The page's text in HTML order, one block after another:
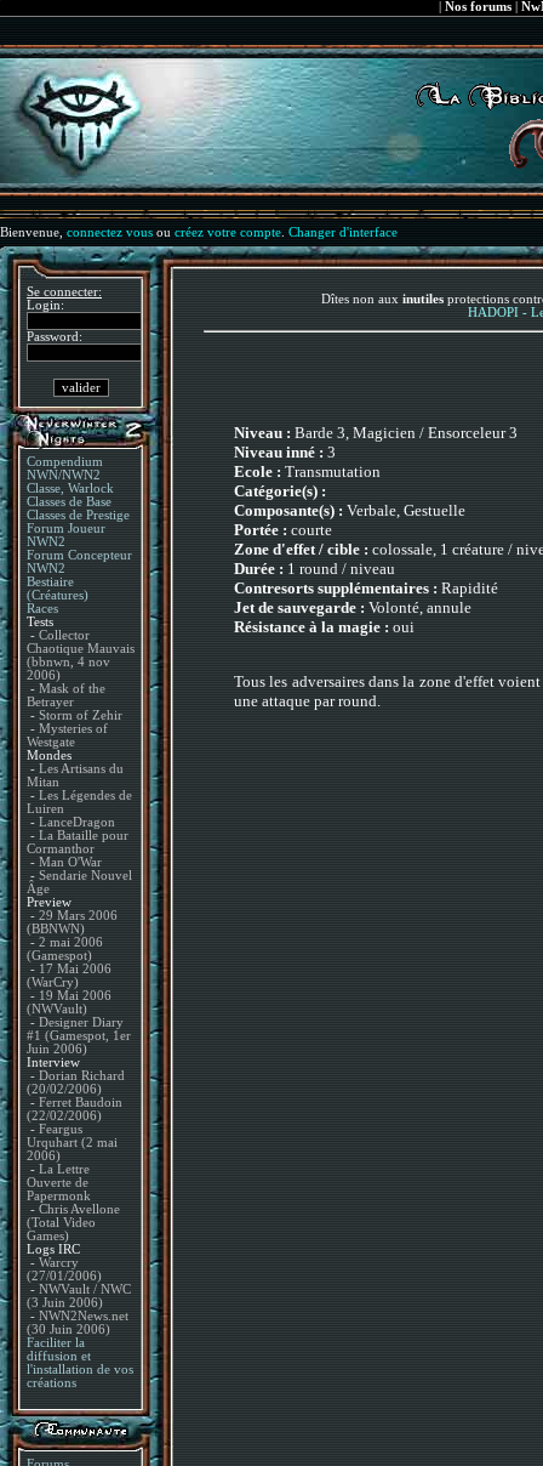
Nos forums|
Bienvenue, connectez vous ou créez votre compte Changer d'interface
Se connecter:
Login:
Password:
Compendium
NWN/NWN2
Classe, Warlock
Classes de Base
Classes de Prestige
Forum Joueur
NWN2
Forum Concepteur
NWN2
Bestiaire
(Créatures)
Races
Tests
- Collector
Chaotique Mauvais
(bbnwn, 4 nov
2006)
- Mask of the
Betrayer
- Storm of Zehir
- Mysteries of
Westgate
Mondes
- Les Artisans du
Mitan
- Les Légendes de
Luiren
- LanceDragon
- La Bataille pour
Cormanthor
- Man O'War
- Sendarie Nouvel
Âge
Preview
- 29 Mars 2006
(BBNWN)
- 2 mai 2006
(Gamespot)
- 17 Mai 2006
(WarCry)
- 19 Mai 2006
(NWVault)
- Designer Diary
#1 (Gamespot, 1er
Juin 2006)
Interview
- Dorian Richard
(20/02/2006)
- Ferret Baudoin
(22/02/2006)
- Feargus
Urquhart (2 mai
2006)
- La Lettre
Ouverte de
Papermonk
- Chris Avellone
(Total Video
Games)
Logs IRC
- Warcry
(27/01/2006)
- NWVault / NWC
(3 Juin 2006)
- NWN2News.net
(30 Juin 2006)
Faciliter la
diffusion et
l'installation de vos
créations
Dîtes non aux inutiles protections
HADOPI -
Niveau : Barde 3, Magicien / Ensorceleur 3
Niveau inné : 3
Ecole : Transmutation
Catégorie(s) :
Composante(s) : Verbale, Gestuelle
Portée : courte
Zone d'effet / cible : colossale, 1 créature /
Durée : 1 round / niveau
Contresorts supplémentaires : Rapidité
Jet de sauvegarde : Volonté, annule
Résistance à la magie : oui
Tous les adversaires dans la zone d'effet
une attaque par round.